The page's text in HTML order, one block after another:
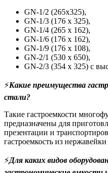
GN-1/2 (265x325),
GN-1/3 (176 x 325),
GN-1/4 (265 x 162),
GN-1/6 (176 x 162),
GN-1/9 (176 x 108),
GN-2/1 (530 x 650),
GN-2/3 (354 x 325) с
⚡Какие преимущества
стали?
Такие гастроемкости
предназначены для
презентации и
гастроемкость из
⚡Для каких видов